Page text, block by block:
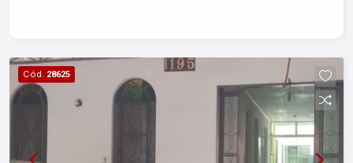
Cód. 28625